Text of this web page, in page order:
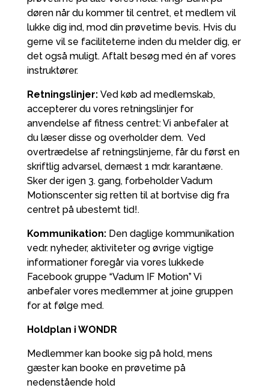
døren når du kommer til centret, et medlem vil
lukke dig ind, mod din prøvetime bevis. Hvis du
gerne vil se faciliteterne inden du melder dig, er
det også muligt. Aftalt besøg med én af vores
instruktører.
Retningslinjer: Ved køb ad medlemskab,
accepterer du vores retningslinjer for
anvendelse af fitness centret: Vi anbefaler at
du læser disse og overholder dem. Ved
overtrædelse af retningslinjerne, får du først en
skriftlig advarsel, dernæst 1 mdr. karantæne.
Sker der igen 3. gang, forbeholder Vadum
Motionscenter sig retten til at bortvise dig fra
centret på ubestemt tid!.
Kommunikation: Den daglige kommunikation
vedr. nyheder, aktiviteter og øvrige vigtige
informationer foregår via vores lukkede
Facebook gruppe “Vadum IF Motion” Vi
anbefaler vores medlemmer at joine gruppen
for at følge med.
Holdplan i WONDR
Medlemmer kan booke sig på hold, mens
gæster kan booke en prøvetime på
nedenstående hold